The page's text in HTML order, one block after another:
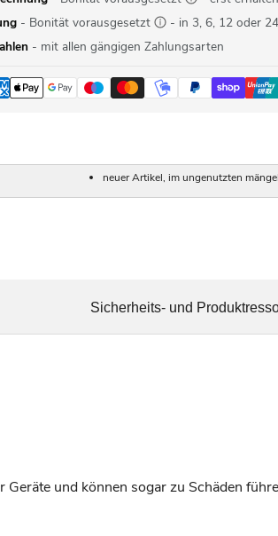
- Bonität vorausgesetzt
- in 3, 6, 12 oder
- mit allen gängigen Zahlungsarten
neuer Artikel, im ungenutzten
und können sogar zu Schäden
Sicherheits- und